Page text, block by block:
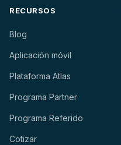
RECURSOS
Blog
Aplicación móvil
Plataforma Atlas
Programa Partner
Programa Referido
Cotizar